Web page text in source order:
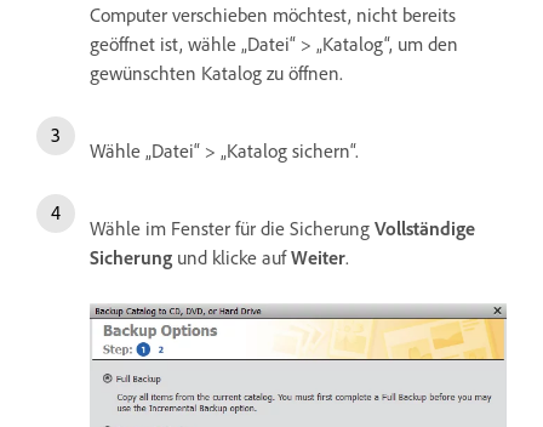
Computer verschieben möchtest, nicht bereits
geöffnet ist, wähle „Datei“ > „Katalog“, um den
gewünschten Katalog zu öffnen.
Wähle „Datei“ > „Katalog sichern“.
Wähle im Fenster für die Sicherung Vollständige
Sicherung und klicke aufWeiter.